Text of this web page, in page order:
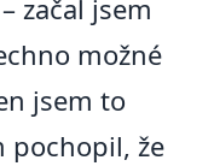
začal jsem
možné
jsem to
pochopil, že